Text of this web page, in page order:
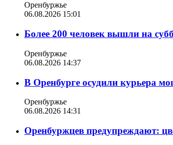
Оренбуржье
06.08.2026 15:01
Более 200 человек вышли на
Оренбуржье
06.08.2026 14:37
В Оренбурге осудили курьера
Оренбуржье
06.08.2026 14:31
Оренбуржцев предупреждают: